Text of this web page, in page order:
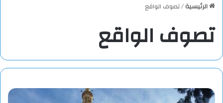
الرئيسية/تصوف الواقع
تصوف الواقع